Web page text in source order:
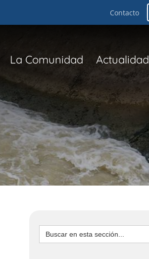
Contacto
La Comunidad Actualidad
Buscar: